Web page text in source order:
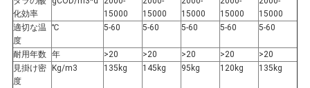
プ
ラ
化効率
15000
15000
15000
15000
15000
適切な温
度
℃ 5-60 5-60 5-60 5-60 5-60
耐用年数 年 >20 >20 >20 >20
>20
見掛け密
度
Kg/m3 135kg 145kg 95kg 120kg 135kg